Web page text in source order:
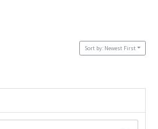
Sort by: Newest First